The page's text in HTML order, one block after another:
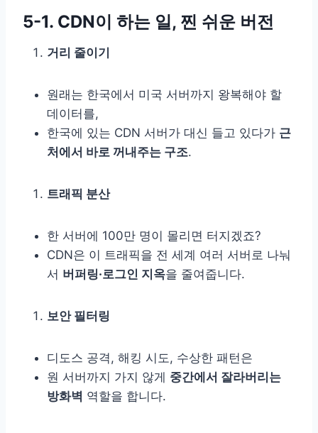
5-1. CDN이 하는 일, 찐 쉬운 버전
거리 줄이기
원래는 한국에서 미국 서버까지 왕복해야 할
데이터를,
한국에 있는 CDN 서버가 대신 들고 있다가 근
처에서 바로 꺼내주는 구조.
트래픽 분산
한 서버에 100만 명이 몰리면 터지겠죠?
CDN은 이 트래픽을 전 세계 여러 서버로 나눠
서 버퍼링·로그인 지옥을 줄여줍니다.
보안 필터링
디도스 공격, 해킹 시도, 수상한 패턴은
원 서버까지 가지 않게 중간에서 잘라버리는
방화벽 역할을 합니다.